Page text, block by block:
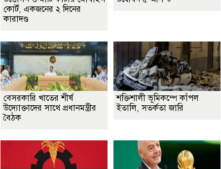
কোর্ট, একজনের ২ দিনের
কারাদণ্ড
বেসরকারি খাতের শীর্ষ
উদ্যোক্তাদের সাথে প্রধানমন্ত্রীর
বৈঠক
শক্তিশালী ভূমিকম্পে কাঁপল
ইতালি, সতর্কতা জারি